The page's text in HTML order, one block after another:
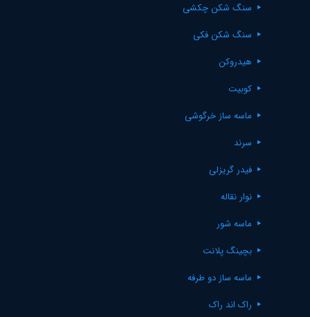
سنگ شکن چکشی
سنگ شکن فکی
هیدروکن
کوبیت
ماسه ساز خرگوشی
سرند
فیدر گریزلی
نوار نقاله
ماسه شور
بچینگ پلانت
ماسه ساز دو طرفه
راک اند راک